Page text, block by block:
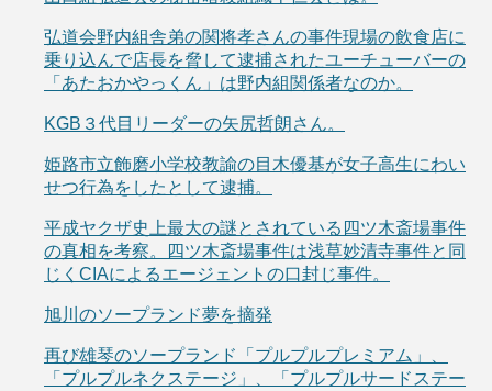
弘道会野内組舎弟の関将孝さんの事件現場の飲食店に
乗り込んで店長を脅して逮捕されたユーチューバーの
「あたおかやっくん」は野内組関係者なのか。
KGB３代目リーダーの矢尻哲朗さん。
姫路市立飾磨小学校教諭の目木優基が女子高生にわい
せつ行為をしたとして逮捕。
平成ヤクザ史上最大の謎とされている四ツ木斎場事件
の真相を考察。四ツ木斎場事件は浅草妙清寺事件と同
じくCIAによるエージェントの口封じ事件。
旭川のソープランド夢を摘発
再び雄琴のソープランド「プルプルプレミアム」、
「プルプルネクステージ」、「プルプルサードステー